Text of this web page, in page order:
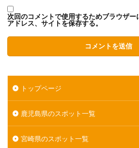
次回のコメントで使用するためブラウザー
アドレス、サイトを保存する。
トップページ
鹿児島県のスポット一覧
宮崎県のスポット一覧